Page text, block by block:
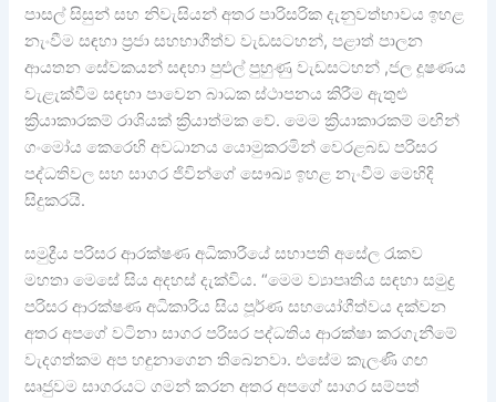
පාසල් සිසුන් සහ නිවැසියන් අතර පාරිසරික දැනුවත්භාවය ඉහළ
නැංවීම සඳහා ප්‍රජා සහභාගීත්ව වැඩසටහන්, පළාත් පාලන
ආයතන සේවකයන් සඳහා පුළුල් පුහුණු වැඩසටහන් ,ජල දූෂණය
වැළැක්වීම සඳහා පාවෙන බාධක ස්ථාපනය කිරීම ඇතුළු
ක්‍රියාකාරකම් රාශියක් ක්‍රියාත්මක වේ. මෙම ක්‍රියාකාරකම් මඟින්
ගංමෝය කෙරෙහි අවධානය යොමුකරමින් වෙරළබඩ පරිසර
පද්ධතිවල සහ සාගර ජිවින්ගේ සෞඛ්‍ය ඉහළ නැංවීම මෙහිදි
සිදුකරයි.
සමුද්‍රීය පරිසර ආරක්ෂණ අධිකාරීයේ සභාපති අසේල රැකව
මහතා මෙසේ සිය අදහස් දැක්විය. “මෙම ව්‍යාපෘතිය සඳහා සමුද්‍ර
පරිසර ආරක්ෂණ අධිකාරිය සිය පූර්ණ සහයෝගීත්වය දක්වන
අතර අපගේ වටිනා සාගර පරිසර පද්ධතිය ආරක්ෂා කරගැනීමේ
වැදගත්කම අප හඳුනාගෙන තිබෙනවා. එසේම කැලණි ගඟ
සෘජුවම සාගරයට ගමන් කරන අතර අපගේ සාගර සම්පත්